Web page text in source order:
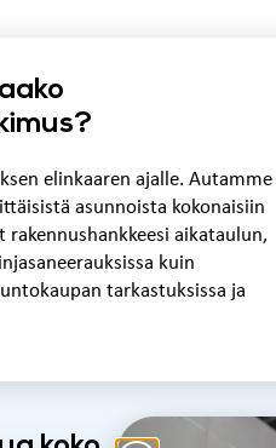
elinkaaren ajalle. Autamme
asunnoista kokonaisiin
aikataulun,
kuin
tarkastuksissa ja